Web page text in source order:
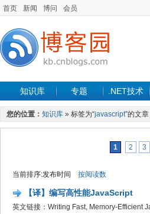
首页 新闻 博问 会员
知识库 专题 .NET技术
您的位置： 知识库 » 标签为“javascript”的文章
1 2 3
当前排序:发布时间 按阅读数
【译】编写高性能JavaScript
英文链接：Writing Fast, Memory-Efficient